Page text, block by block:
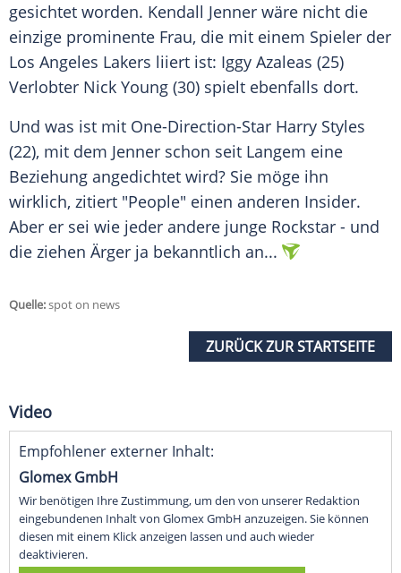
gesichtet worden. Kendall Jenner wäre nicht die
einzige prominente Frau, die mit einem Spieler der
Los Angeles Lakers liiert ist: Iggy Azaleas (25)
Verlobter Nick Young (30) spielt ebenfalls dort.
Und was ist mit One-Direction-Star Harry Styles
(22), mit dem Jenner schon seit Langem eine
Beziehung angedichtet wird? Sie möge ihn
wirklich, zitiert "People" einen anderen Insider.
Aber er sei wie jeder andere junge Rockstar - und
die ziehen Ärger ja bekanntlich an...
Quelle:spot on news
ZURÜCK ZUR STARTSEITE
Video
Empfohlener externer Inhalt:
Glomex GmbH
Wir benötigen Ihre Zustimmung, um den von unserer Redaktion
eingebundenen Inhalt von Glomex GmbH anzuzeigen. Sie können
diesen mit einem Klick anzeigen lassen und auch wieder
deaktivieren.